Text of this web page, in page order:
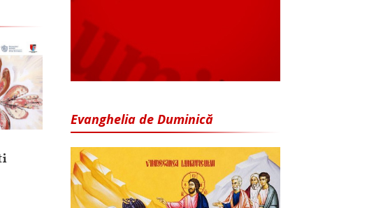
Evanghelia de Duminică